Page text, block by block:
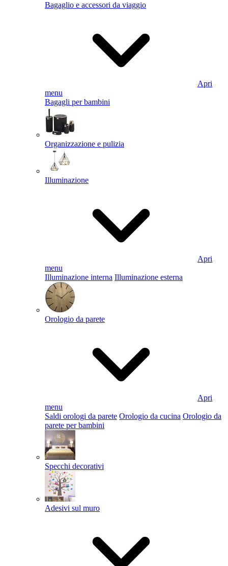
Bagaglio e accessori da viaggio
Apri
menu
Bagagli per bambini
Organizzazione e pulizia
Illuminazione
Apri
menu
Illuminazione interna Illuminazione esterna
Orologio da parete
Apri
menu
Saldi orologi da parete Orologio da cucina Orologio da
parete per bambini
Specchi decorativi
Adesivi sul muro